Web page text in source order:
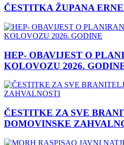
ČESTITKA ŽUPANA
HEP- OBAVIJEST O
KOLOVOZU 2026.
ČESTITKE ZA SVE
DOMOVINSKE